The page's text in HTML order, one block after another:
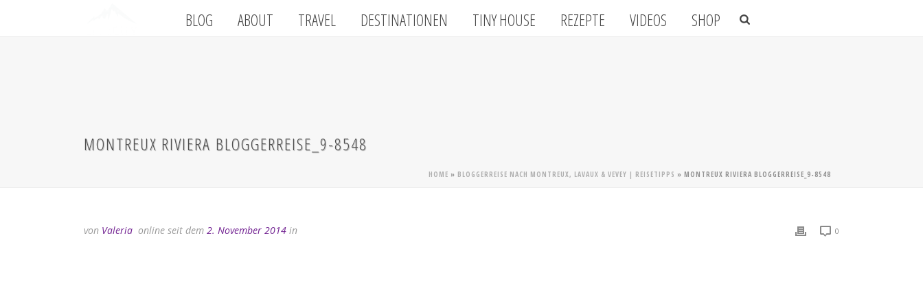
BLOG ABOUT TRAVEL DESTINATIONEN TINY HOUSE REZEPTE VIDEOS SHOP
MONTREUX RIVIERA BLOGGERREISE_9-8548
HOME » BLOGGERREISE NACH MONTREUX, LAVAUX & VEVEY | REISETIPPS » MONTREUX RIVIERA BLOGGERREISE_9-8548
von Valeria online seit dem 2. November 2014 in 0